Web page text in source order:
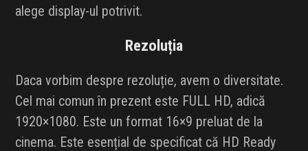
alege display-ul potrivit.
Rezoluția
Daca vorbim despre rezoluție, avem o diversitate.
Cel mai comun în prezent este FULL HD, adică
1920×1080. Este un format 16×9 preluat de la
cinema. Este esențial de specificat că HD Ready